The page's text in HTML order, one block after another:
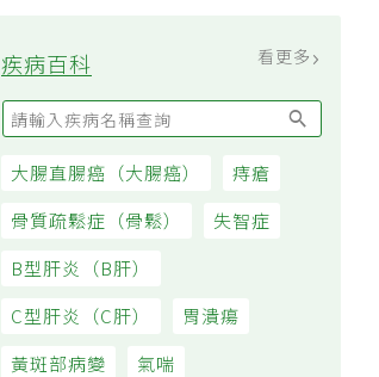
疾病百科 看更多
大腸直腸癌（大腸癌）
痔瘡
骨質疏鬆症（骨鬆）
失智症
B型肝炎（B肝）
C型肝炎（C肝）
胃潰瘍
黃斑部病變
氣喘